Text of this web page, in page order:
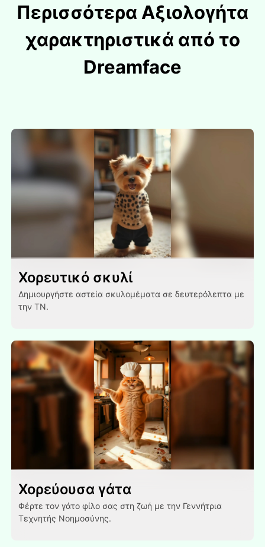
Περισσότερα Αξιολογήτα
χαρακτηριστικά από το
Dreamface
Χορευτικό σκυλί
Δημιουργήστε αστεία σκυλομέματα σε δευτερόλεπτα με
την ΤΝ.
Χορεύουσα γάτα
Φέρτε τον γάτο φίλο σας στη ζωή με την Γεννήτρια
Τεχνητής Νοημοσύνης.